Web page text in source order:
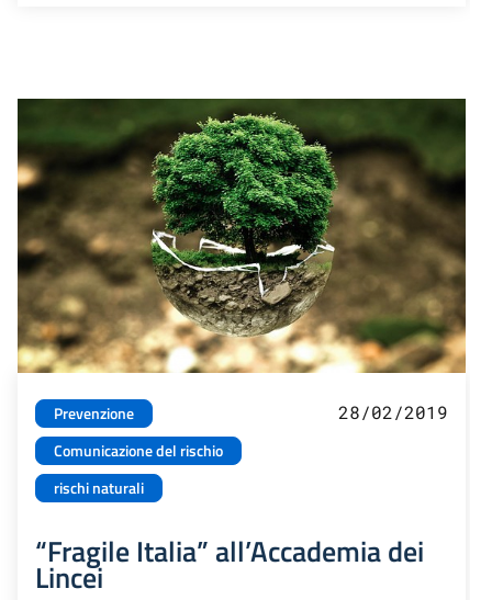
Prevenzione
Comunicazione del rischio
rischi naturali
28/02/2019
“Fragile Italia” all’Accademia dei
Lincei